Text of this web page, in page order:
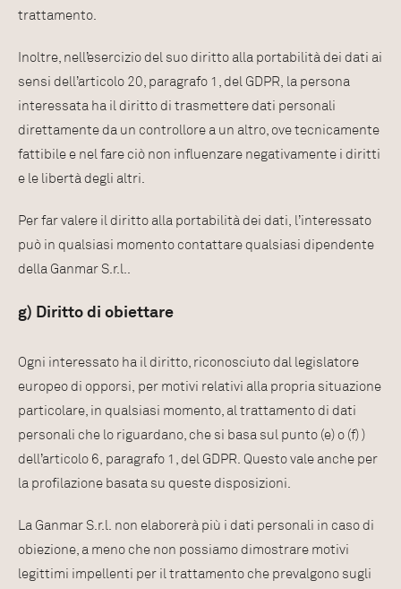
trattamento.
Inoltre, nell’esercizio del suo diritto alla portabilità dei dati ai
sensi dell’articolo 20, paragrafo 1, del GDPR, la persona
interessata ha il diritto di trasmettere dati personali
direttamente da un controllore a un altro, ove tecnicamente
fattibile e nel fare ciò non influenzare negativamente i diritti
e le libertà degli altri.
Per far valere il diritto alla portabilità dei dati, l’interessato
può in qualsiasi momento contattare qualsiasi dipendente
della Ganmar S.r.l..
g) Diritto di obiettare
Ogni interessato ha il diritto, riconosciuto dal legislatore
europeo di opporsi, per motivi relativi alla propria situazione
particolare, in qualsiasi momento, al trattamento di dati
personali che lo riguardano, che si basa sul punto (e) o (f) )
dell’articolo 6, paragrafo 1, del GDPR. Questo vale anche per
la profilazione basata su queste disposizioni.
La Ganmar S.r.l. non elaborerà più i dati personali in caso di
obiezione, a meno che non possiamo dimostrare motivi
legittimi impellenti per il trattamento che prevalgono sugli